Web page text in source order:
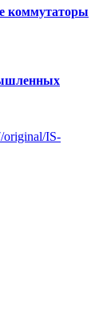
коммутаторы